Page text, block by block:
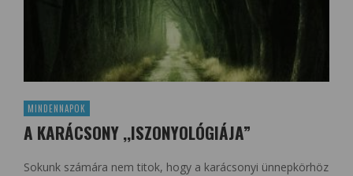
MINDENNAPOK
A KARÁCSONY ,,ISZONYOLÓGIÁJA”
Sokunk számára nem titok, hogy a karácsonyi ünnepkörhöz